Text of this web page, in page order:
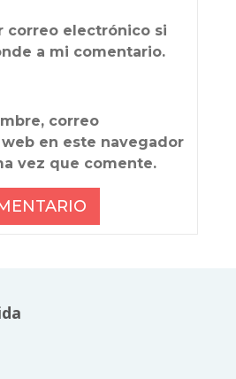
correo electrónico si
a mi comentario.
correo
en este navegador
vez que comente.